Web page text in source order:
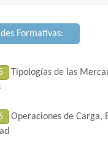
Formativas:
Tipologías de las
Operaciones de Carga,